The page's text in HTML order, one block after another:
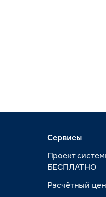
Сервисы
Проект
БЕСПЛАТНО
Расчётный